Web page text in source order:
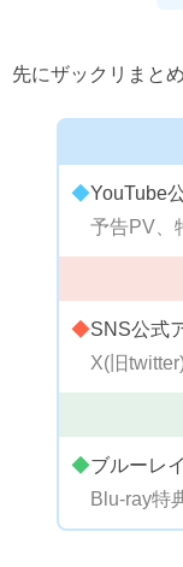
先にザックリまと
◆YouTube
予告PV、
◆SNS公式
X(旧
◆ブルーレイ
Blu-ray特